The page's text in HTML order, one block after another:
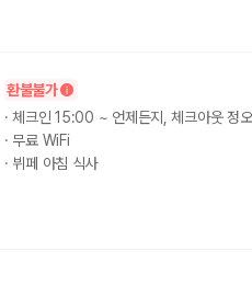
가능 차량을 한 번에 비교할 수 있
환불불가
·체크인 15:00 ~ 언제든지, 체크아웃 정
· 무료 WiFi
· 뷔페 아침 식사